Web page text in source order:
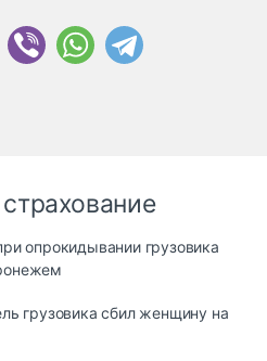
опрокидывании грузовика
грузовика сбил женщину на